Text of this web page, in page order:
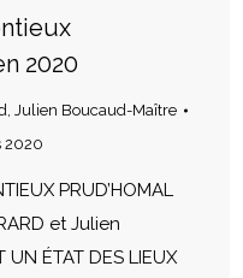
2020
Julien Boucaud-Maître
2020
PRUD’HOMAL
et Julien
UN ÉTAT DES LIEUX